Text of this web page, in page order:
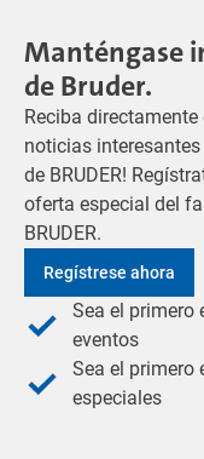
Manténgase
de Bruder.
Reciba
noticias
de BRUDER!
oferta especial del
BRUDER.
Regístrese ahora
Sea el primero
eventos
Sea el primero
especiales